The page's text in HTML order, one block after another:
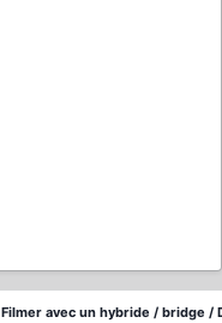
Filmer avec un hybride / bridge /